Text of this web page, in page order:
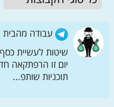
עבודה מהבית
שיטות לעשיית
יום זו הרפתקאה
תוכניות שותפ...